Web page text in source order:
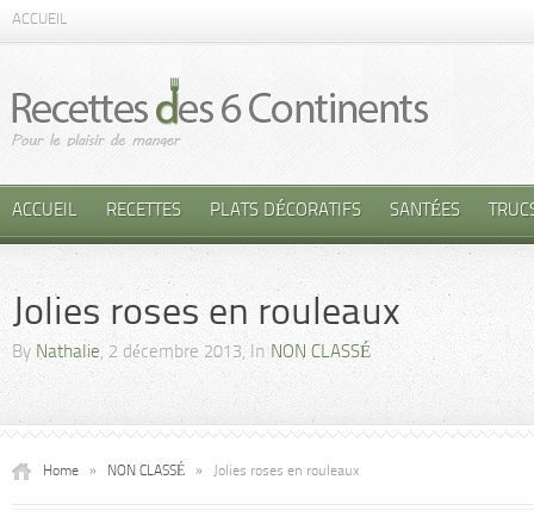
ACCUEIL
ACCUEIL RECETTES PLATS DÉCORATIFS SANTÉES
Jolies roses en rouleaux
By Nathalie, 2 décembre 2013, In NON CLASSÉ
Home » NON CLASSÉ » Jolies roses en rouleaux